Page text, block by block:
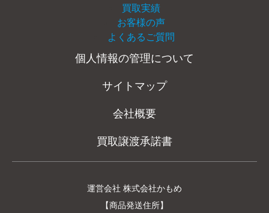
買取実績
お客様の声
よくあるご質問
個人情報の管理について
サイトマップ
会社概要
買取譲渡承諾書
運営会社 株式会社かもめ
【商品発送住所】